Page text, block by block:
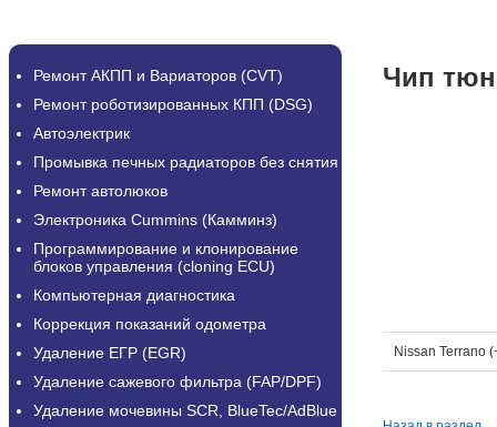
Ремонт АКПП и Вариаторов (CVT)
Ремонт роботизированных КПП (DSG)
Автоэлектрик
Промывка печных радиаторов без снятия
Ремонт автолюков
Электроника Cummins (Камминз)
Программирование и клонирование
блоков управления (cloning ECU)
Компьютерная диагностика
Коррекция показаний одометра
Удаление ЕГР (EGR)
Удаление сажевого фильтра (FAP/DPF)
Удаление мочевины SCR, BlueTec/AdBlue
Чип
Nissan Terrano